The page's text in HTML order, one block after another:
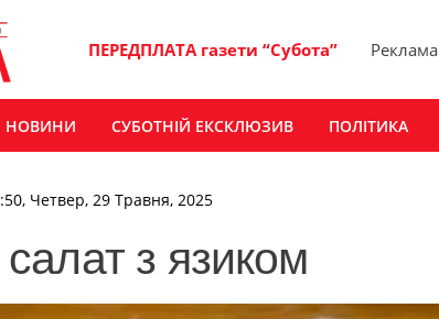
ПЕРЕДПЛАТА газети “Субота” Реклама
НОВИНИ СУБОТНІЙ ЕКСКЛЮЗИВ ПОЛІТИКА
Четвер, 29 Травня, 2025
з язиком